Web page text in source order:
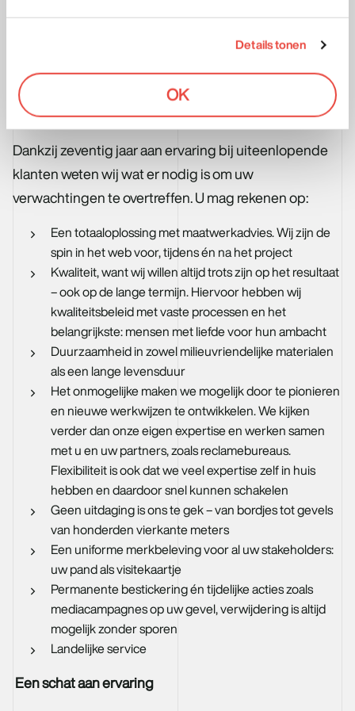
Details tonen
OK
decentrale uitvoering zorgen ervoor dat we bij
organisaties met meerdere panden altijd de balans
Waarom Estatemarking via
Omnimark?
Dankzij zeventig jaar aan ervaring bij uiteenlopende
klanten weten wij wat er nodig is om uw
verwachtingen te overtreffen. U mag rekenen op:
Een totaaloplossing met maatwerkadvies. Wij zijn de
spin in het web voor, tijdens én na het project
Kwaliteit, want wij willen altijd trots zijn op het resultaat
– ook op de lange termijn. Hiervoor hebben wij
kwaliteitsbeleid met vaste processen en het
belangrijkste: mensen met liefde voor hun ambacht
Duurzaamheid in zowel milieuvriendelijke materialen
als een lange levensduur
Het onmogelijke maken we mogelijk door te pionieren
en nieuwe werkwijzen te ontwikkelen. We kijken
verder dan onze eigen expertise en werken samen
met u en uw partners, zoals reclamebureaus.
Flexibiliteit is ook dat we veel expertise zelf in huis
hebben en daardoor snel kunnen schakelen
Geen uitdaging is ons te gek – van bordjes tot gevels
van honderden vierkante meters
Een uniforme merkbeleving voor al uw stakeholders:
uw pand als visitekaartje
Permanente bestickering én tijdelijke acties zoals
mediacampagnes op uw gevel, verwijdering is altijd
mogelijk zonder sporen
Landelijke service
Een schat aan ervaring